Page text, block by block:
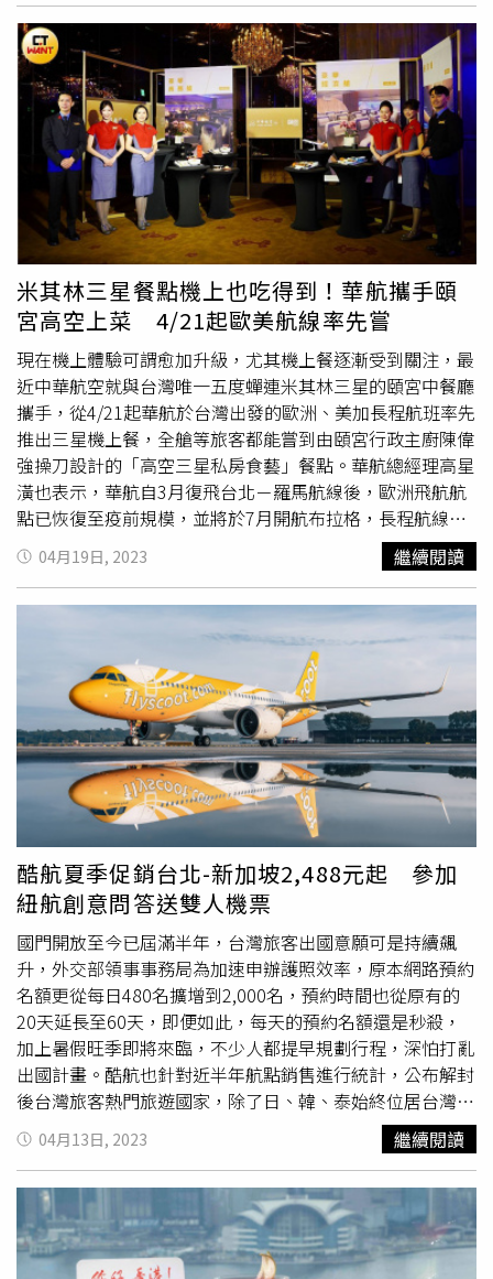
現場購票除有機會再享票價9折優惠外，若是樂虎卡友，則
同享9折優惠，再加碼8% tigerclub回饋金。還有每日展場
限定的成交禮，凡是購買日本、泰國各航線，以及其他指定
航線包括花卷、仙台、新潟、茨城、名古屋、大阪、小松、
岡山、佐賀、沖繩和大邱等機票的民眾，更能獲得加碼成交
禮，數量有限送完為止。
廳專屬餐點，並搭配全新日式餐具；2022年12月1日起則與
米其林綠星的陽明春天餐飲品牌合作，攜手打造全新「空中
旅人純淨蔬食」機上餐點；2022年11、12 月還有於日本航
線飛往東京成田、大阪、名古屋、福岡航班的豪華商務艙/
商務艙，限定推出素有甜點界香奈兒之稱的法朋烘焙甜點坊
「栗子蒙布朗」。今年4月21日頤宮中餐廳設計的豪華商務
主菜會分期上線，有芋頭鴨絲米粉、蝦籽雲吞撈麵，前菜
糖芋頭、口水雞、香滷蓮藕、陳醋蘿蔔，甜品腐竹薏米糖
水，點心酥皮焗叉燒包；豪華經濟艙主菜荷葉臘味蒸雞飯，
經濟艙主菜為薑蔥滑雞煲飯。
日起首度躍登高空，由行政主廚陳偉強親自操刀，設計「高
空三星私房食藝」機上餐，包括精緻前菜、主食、甜品到點
心共十款頤宮經典美味，將在華航歐洲、美加航線全艙等供
應，包含豪華商務艙、豪華經濟艙及經濟艙的旅客。盛治仁
今天與華航總經理高興潢共同主持「高空三星私房食藝」機
上餐記者會，他強調，這次雙方合作「用盡了全力，持續為
產業盡份心力，感動我們的服務品質」；且這次和大家的想
像不一樣，不是只限於商務艙、頭等艙，而是從經濟艙開始
就有米其林三星的餐點服務客人。盛治仁並說，這也彰顯兩
個層面的意義，一是展現對客人的重視，與艙等沒有關係，
拿出我們最好的東西款待每個客人；而且也將台灣旅遊服務
業給予客人服務層次，提升到前所未有的高點，訂了一個標
竿，這在全世界很難找到有米其林三星餐點服務作法。「我
也是最大受益者，接下來在公事與私人活動中，會前往歐洲
二趟，當然會毫無懸念的搭乘華航，而且自己也會擔任不是
很神秘的神秘客，確保我們的服務品質有維持在高點」盛治
仁說。雲品國際〈2748〉今年1月至3月累積營收為6.23億
元，年增14%，第一季營收創同期歷史次高，至於3月合併
營收1.47億元年減15%，主因為雲品溫泉酒店閉館13天改
裝。根據雲品公告，台北君品酒店受惠兒童清明連假的旅遊
需求，假日住房率也超過8成，繼雲品溫泉酒店開始推動住
房可加價「負碳排」購買碳權後，君品酒店也規劃一連串永
續活動，除了舉辦「SDGs兒童永續書展」，也將於4月中旬
開始推動「負碳排」住房活動，旅客入住飯店除可自願選擇
加價29元由君品代為購買碳權，同時君品再加碼購買同等價
值的碳權，讓住房不只碳中和更達負碳排。此外，旅客連續
入住兩晚且執行五項永續規則，君品酒店更針對該筆住房提
供290元的折價優惠。在住房、餐飲業務逐步復甦的同時，
雲品希望能在環境生態、永續發展持續貢獻一份心力。展望
後市，政府普發6000元促進消費，宴會市場復甦、邊境解
封、跨境旅遊市場同步回溫，雲品日月潭館進行改裝升級計
劃後，可望因市場復甦維持營運動能，使餐飲與住房業績同
步穩健成長。
米其林三星餐點機上也吃得到！華航攜手頤
宮高空上菜 4/21起歐美航線率先嘗
現在機上體驗可謂愈加升級，尤其機上餐逐漸受到關注，最
近中華航空就與台灣唯一五度蟬連米其林三星的頤宮中餐廳
攜手，從4/21起華航於台灣出發的歐洲、美加長程航班率先
推出三星機上餐，全艙等旅客都能嘗到由頤宮行政主廚陳偉
強操刀設計的「高空三星私房食藝」餐點。華航總經理高星
潢也表示，華航自3月復飛台北－羅馬航線後，歐洲飛航航
點已恢復至疫前規模，並將於7月開航布拉格，長程航線直
飛歐美共計11個航點，每週提供近60班次往返，現在再加
上三星餐點加持，讓飛行體驗更加完善。華航總經理高星潢
（左三）、雲品國際董事長盛治仁（右三）與君品酒店頤宮
中餐廳行政主廚陳偉強（右二）等人宣告推出米其林三星機
上餐。（圖／魏妤靜攝）提供給豪經艙旅客的主菜「荷葉臘
味蒸雞飯」。（圖／魏妤靜攝）此次由君品酒店頤宮中餐廳
行政主廚陳偉強率領廚藝團隊打造的「高空三星私房食藝」
餐點，包括精緻前菜、主食、甜品到點心共十款經典美味，
除了有頤宮深受常客青睞的私房粵菜，也有主廚兒時記憶的
好味道。例如提供給經濟艙乘客的主菜「薑蔥雞煲飯」便是
道雞滑味濃的廣東佳餚；提供給豪華經濟艙的主菜則為「荷
葉臘味蒸雞飯」，將香氣四溢的臘肉與多汁的雞肉、彈牙糯
米飯與冬菇等包進清香荷葉中，米粒浸潤著臘味的香氣與油
脂，甘香味美。豪華商務艙餐點「芋頭鴨絲米粉」與四款精
緻小菜。（圖／魏妤靜攝）04圖說：05圖說：華航空服員
於現場走秀展示三星機上餐，圖為展示豪華商務艙的「腐竹
薏米糖水」與「酥皮焗叉燒包」。（圖／魏妤靜攝）將於第
二波推出的豪華商務艙主菜「蝦籽雲吞撈麵」。（圖／魏妤
靜攝）而豪華商務艙餐點則以四款精緻前菜作為序曲，包括
綿密又慢火蜜製入味的「糖芋頭」、以辣椒紅油為醬汁基底
的「口水雞」，還有滋味甜脆清爽的「香滷蓮藕」與「陳醋
蘿蔔」，都是看似簡單、實則費工的功夫小菜；豪華商務艙
主菜則將分批供應兩款暖心暖胃的廣式湯麵「芋頭鴨絲米
粉」、「蝦籽雲吞撈麵」，前者以芋頭創意取代原有的雪
菜，並以鴨骨架熬煮鮮甜高湯；後者則於每顆餛飩內紮實放
入甜美蝦仁，雖然皮薄卻能鎖住內餡湯汁精華。最後再以廣
式經典甜品「腐竹薏米糖水」與點心「酥皮焗叉燒包」做結
尾，一款口感清香滑嫩，另一款則鹹甜交織，讓人念念不
04月19日, 2023 繼續閱讀
酷航夏季促銷台北-新加坡2,488元起 參加
紐航創意問答送雙人機票
國門開放至今已屆滿半年，台灣旅客出國意願可是持續飆
升，外交部領事事務局為加速申辦護照效率，原本網路預約
名額更從每日480名擴增到2,000名，預約時間也從原有的
20天延長至60天，即便如此，每天的預約名額還是秒殺，
加上暑假旺季即將來臨，不少人都提早規劃行程，深怕打亂
出國計畫。酷航也針對近半年航點銷售進行統計，公布解封
後台灣旅客熱門旅遊國家，除了日、韓、泰始終位居台灣旅
客最青睞的國家前幾名外，不少東南亞國家也有攀升趨勢，
據統計，有將近5成的民眾選擇印尼、馬來西亞的小島作為
解封後的「第一站」，例如印尼的龍目島、或有著世界面積
最大的佛教建築的日惹以及水肺潛水的朝聖地美娜多；此
外，擁有四座國家公園的馬來西亞的美里，還可體驗最原始
的森林地貌，不難發現台灣遊客的旅遊目的已偏向深度體驗
04月13日, 2023 繼續閱讀